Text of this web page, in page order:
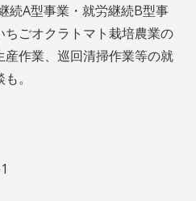
続A型事業・就労継続B型事
ごオクラトマト栽培農業の
作業、巡回清掃作業等の就
。